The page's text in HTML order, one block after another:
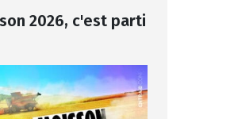
2026, c'est parti